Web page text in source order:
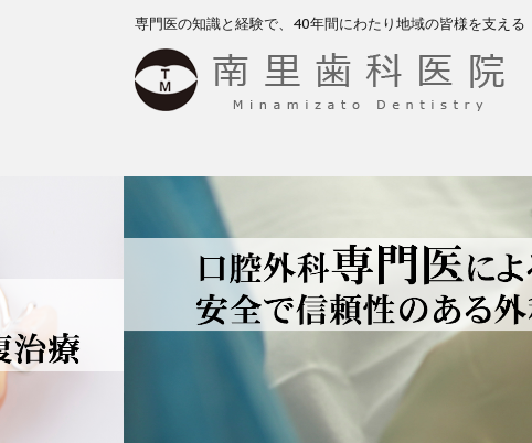
専門医の知識と経験で、40年間にわたり地域の皆様を支える